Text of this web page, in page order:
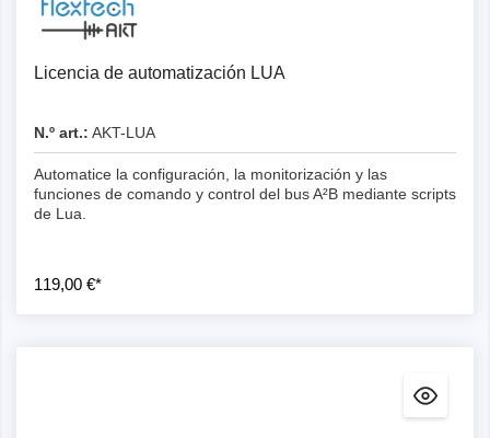
Licencia de automatización LUA
N.º art.: AKT-LUA
Automatice la configuración, la monitorización y las
funciones de comando y control del bus A²B mediante scripts
de Lua.
119,00 €*